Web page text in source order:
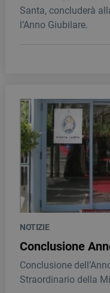
Santa, concluderà
l’Anno Giubilare.
NOTIZIE
Conclusione
Conclusione
Straordinario della